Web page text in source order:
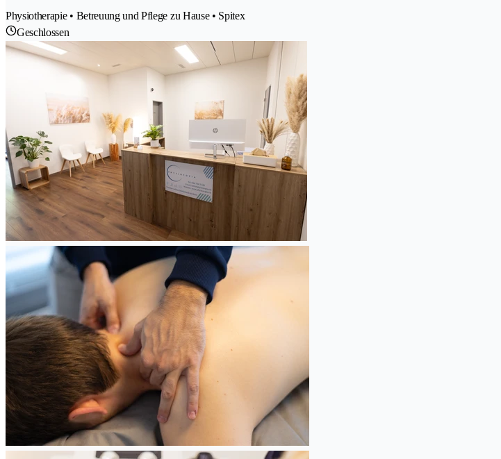
Physiotherapie • Betreuung und Pflege zu Hause • Spitex
Geschlossen